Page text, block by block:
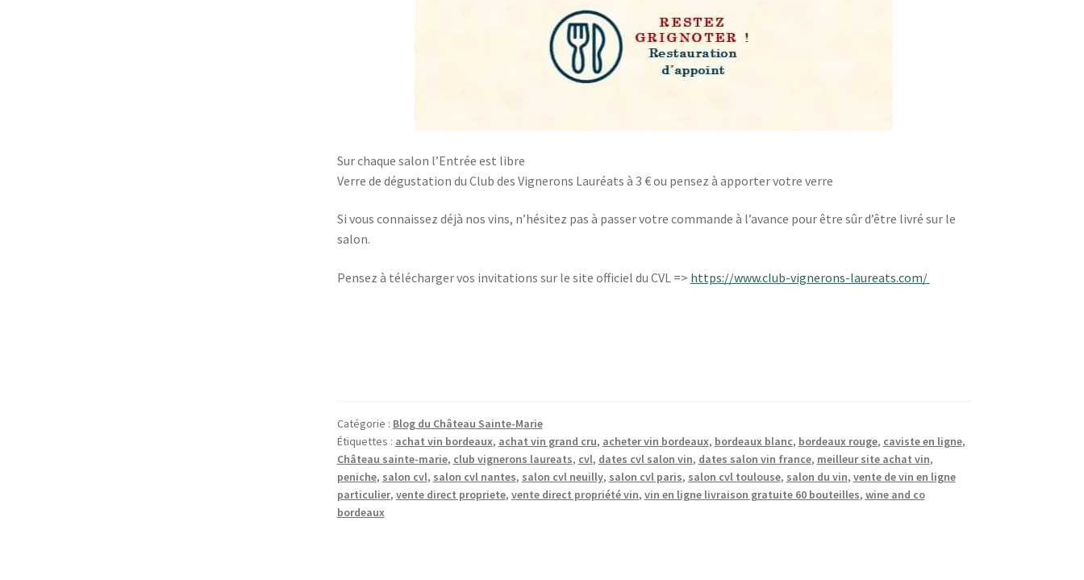
Sur chaque salon l’Entrée est libre
Verre de dégustation du Club des Vignerons Lauréats à 3 € ou pensez à apporter votre verre
Si vous connaissez déjà nos vins, n’hésitez pas à passer votre commande à l’avance pour être sûr d’être livré sur le
salon.
Pensez à télécharger vos invitations sur le site officiel du CVL => https://www.club-vignerons-laureats.com/
Catégorie : Blog du Château Sainte-Marie
Étiquettes : achat vin bordeaux, achat vin grand cru, acheter vin bordeaux, bordeaux blanc, bordeaux rouge, caviste en ligne,
Château sainte-marie, club vignerons laureats, cvl, dates cvl salon vin, dates salon vin france, meilleur site achat vin,
peniche, salon cvl, salon cvl nantes, salon cvl neuilly, salon cvl paris, salon cvl toulouse, salon du vin, vente de vin en ligne
particulier, vente direct propriete, vente direct propriété vin, vin en ligne livraison gratuite 60 bouteilles, wine and co
bordeaux